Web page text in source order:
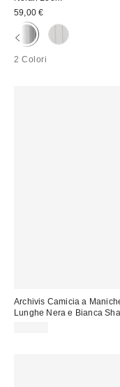
59,00 €
2 Colori
Archivis Camicia a
Lunghe Nera e Bianca